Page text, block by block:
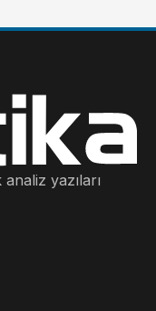
yazıları